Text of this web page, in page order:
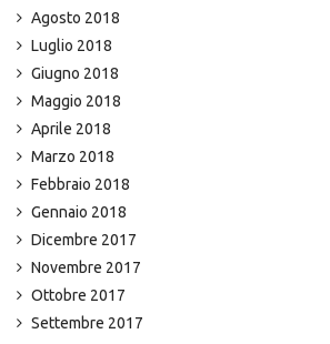
Agosto 2018
Luglio 2018
Giugno 2018
Maggio 2018
Aprile 2018
Marzo 2018
Febbraio 2018
Gennaio 2018
Dicembre 2017
Novembre 2017
Ottobre 2017
Settembre 2017